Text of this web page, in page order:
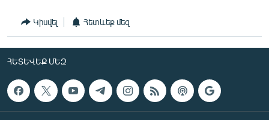
Կիսվել Հետևեք մեզ
ՀԵՏԵՎԵՔ ՄԵԶ